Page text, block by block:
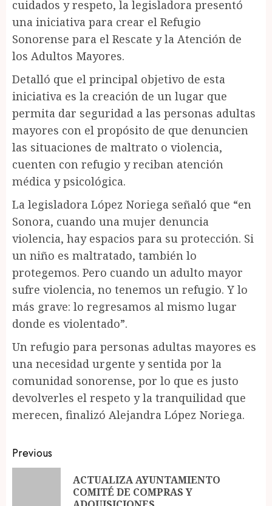
cuidados y respeto, la legisladora presentó
una iniciativa para crear el Refugio
Sonorense para el Rescate y la Atención de
los Adultos Mayores.
Detalló que el principal objetivo de esta
iniciativa es la creación de un lugar que
permita dar seguridad a las personas adultas
mayores con el propósito de que denuncien
las situaciones de maltrato o violencia,
cuenten con refugio y reciban atención
médica y psicológica.
La legisladora López Noriega señaló que “en
Sonora, cuando una mujer denuncia
violencia, hay espacios para su protección. Si
un niño es maltratado, también lo
protegemos. Pero cuando un adulto mayor
sufre violencia, no tenemos un refugio. Y lo
más grave: lo regresamos al mismo lugar
donde es violentado”.
Un refugio para personas adultas mayores es
una necesidad urgente y sentida por la
comunidad sonorense, por lo que es justo
devolverles el respeto y la tranquilidad que
merecen, finalizó Alejandra López Noriega.
Post
navigation
Previous
ACTUALIZA AYUNTAMIENTO
COMITÉ DE COMPRAS Y